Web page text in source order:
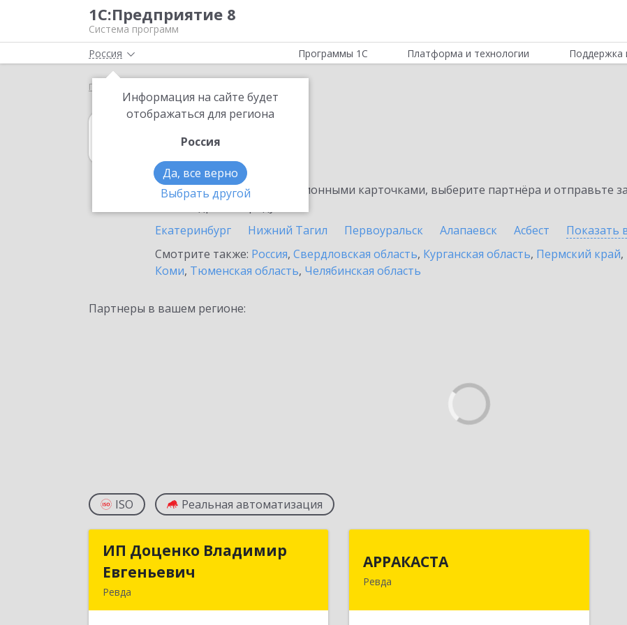
1С:Предприятие 8
Система программ
Россия
Информация на сайте будет
отображаться для региона
Россия
Да, все верно
Выбрать другой
Программы 1С Платформа и технологии Поддержка
Главная
1С:Гаражи
в Ревде
Ознакомьтесь с информационными карточками, выберите партнёра и отправьте
Екатеринбург
Нижний Тагил Первоуральск Алапаевск Асбест Показать
Смотрите также: Россия, Свердловская область, Курганская область, Пермский край,
Коми, Тюменская область, Челябинская область
Партнеры в вашем регионе:
ISO Реальная автоматизация
ИП Доценко Владимир
Евгеньевич
Ревда
ИП Доценко Владимир
АРРАКАСТА
Ревда623286, Свердловская обл, Ревда г,